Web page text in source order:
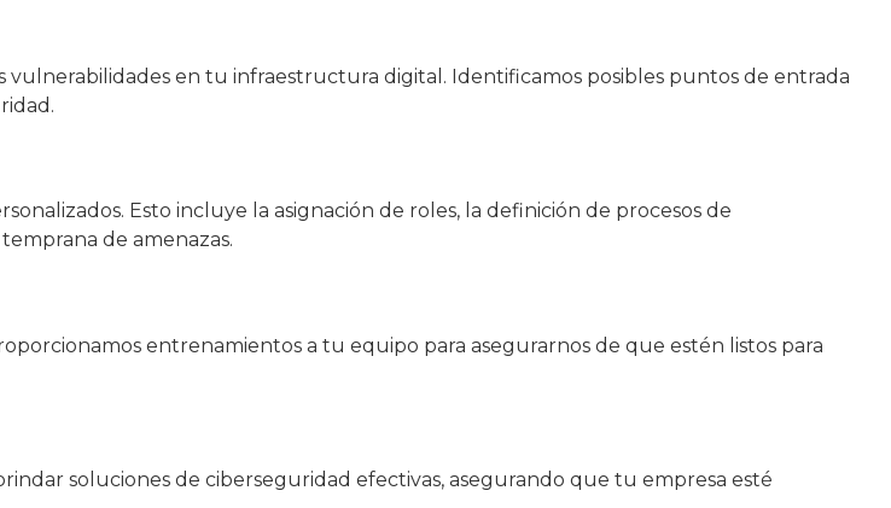
vulnerabilidades en tu infraestructura digital. Identificamos posibles puntos de entrada
Esto incluye la asignación de roles, la definición de procesos de
de amenazas.
entrenamientos a tu equipo para asegurarnos de que estén listos para
soluciones de ciberseguridad efectivas, asegurando que tu empresa esté